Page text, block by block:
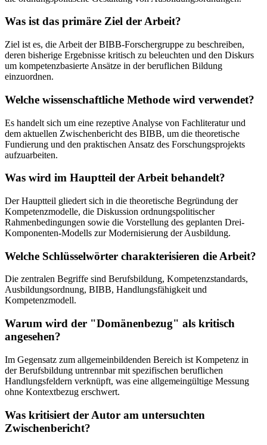
Was ist das primäre Ziel der Arbeit?
Ziel ist es, die Arbeit der BIBB-Forschergruppe zu beschreiben,
deren bisherige Ergebnisse kritisch zu beleuchten und den Diskurs
um kompetenzbasierte Ansätze in der beruflichen Bildung
einzuordnen.
Welche wissenschaftliche Methode wird verwendet?
Es handelt sich um eine rezeptive Analyse von Fachliteratur und
dem aktuellen Zwischenbericht des BIBB, um die theoretische
Fundierung und den praktischen Ansatz des Forschungsprojekts
aufzuarbeiten.
Was wird im Hauptteil der Arbeit behandelt?
Der Hauptteil gliedert sich in die theoretische Begründung der
Kompetenzmodelle, die Diskussion ordnungspolitischer
Rahmenbedingungen sowie die Vorstellung des geplanten Drei-
Komponenten-Modells zur Modernisierung der Ausbildung.
Welche Schlüsselwörter charakterisieren die Arbeit?
Die zentralen Begriffe sind Berufsbildung, Kompetenzstandards,
Ausbildungsordnung, BIBB, Handlungsfähigkeit und
Kompetenzmodell.
Warum wird der "Domänenbezug" als kritisch
angesehen?
Im Gegensatz zum allgemeinbildenden Bereich ist Kompetenz in
der Berufsbildung untrennbar mit spezifischen beruflichen
Handlungsfeldern verknüpft, was eine allgemeingültige Messung
ohne Kontextbezug erschwert.
Was kritisiert der Autor am untersuchten
Zwischenbericht?